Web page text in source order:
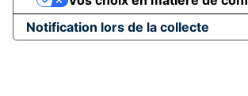
Notification lors de la collecte